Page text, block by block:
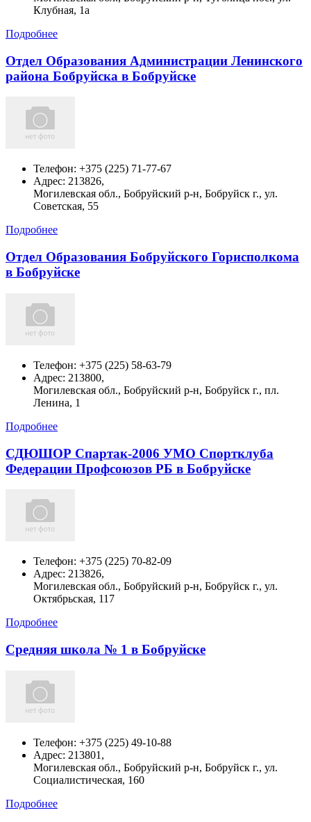
Клубная, 1а
Подробнее
Отдел Образования Администрации Ленинского
района Бобруйска в Бобруйске
Телефон: +375 (225) 71-77-67
Адрес: 213826,
Могилевская обл., Бобруйский р-н, Бобруйск г., ул.
Советская, 55
Подробнее
Отдел Образования Бобруйского Горисполкома
в Бобруйске
Телефон: +375 (225) 58-63-79
Адрес: 213800,
Могилевская обл., Бобруйский р-н, Бобруйск г., пл.
Ленина, 1
Подробнее
СДЮШОР Спартак-2006 УМО Спортклуба
Федерации Профсоюзов РБ в Бобруйске
Телефон: +375 (225) 70-82-09
Адрес: 213826,
Могилевская обл., Бобруйский р-н, Бобруйск г., ул.
Октябрьская, 117
Подробнее
Средняя школа № 1 в Бобруйске
Телефон: +375 (225) 49-10-88
Адрес: 213801,
Могилевская обл., Бобруйский р-н, Бобруйск г., ул.
Социалистическая, 160
Подробнее